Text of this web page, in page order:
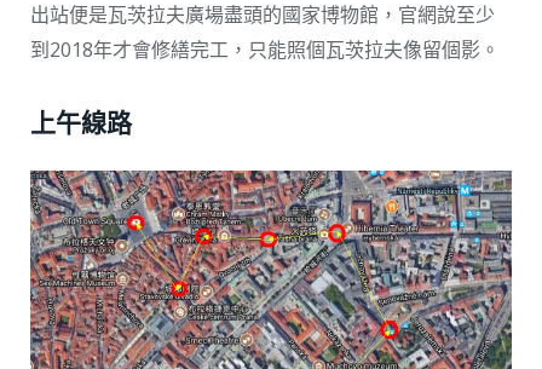
出站便是瓦茨拉夫廣場盡頭的國家博物館，官網說至少
到2018年才會修繕完工，只能照個瓦茨拉夫像留個影。
上午線路